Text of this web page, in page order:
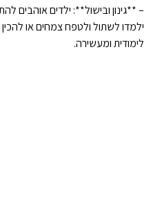
– **גינון ובישול**: ילדים אוהבים
ילמדו לשתול ולטפח צמחים או
לימודית ומעשירה.